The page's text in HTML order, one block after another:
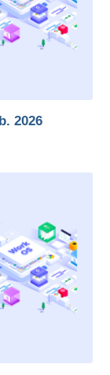
2026